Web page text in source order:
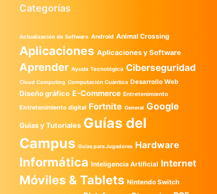
Categorías
Actualización de Software Android Animal Crossing
Aplicaciones Aplicaciones y Software
Aprender Ayuda Tecnológica Ciberseguridad
Cloud Computing Computación Cuántica Desarrollo Web
Diseño gráfico E-Commerce Entretenimiento
Entretenimiento digital Fortnite General Google
Guias y Tutoriales Guías del
Campus Guías para Jugadores Hardware
Informática Inteligencia Artificial Internet
Móviles & Tablets Nintendo Switch